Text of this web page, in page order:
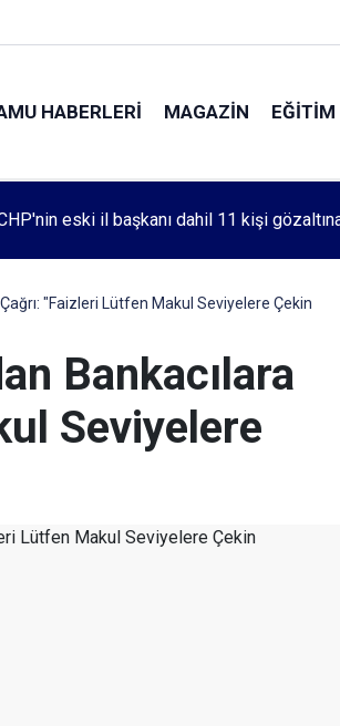
HABERLERI MAGAZIN EĞITIM
Mehmet Özdemir için adalet aradı
"Faizleri Lütfen Makul Seviyelere Çekin
Bankacılara
Seviyelere